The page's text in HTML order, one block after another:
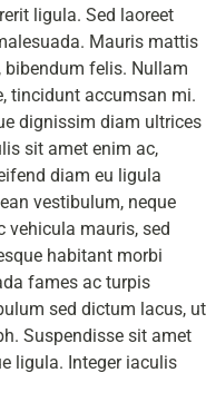
ligula. Sed laoreet
Mauris mattis
bibendum felis. Nullam
tincidunt accumsan mi.
dignissim diam ultrices
sit amet enim ac,
diam eu ligula
vestibulum, neque
vehicula mauris, sed
habitant morbi
fames ac turpis
sed dictum lacus, ut
Suspendisse sit amet
ligula. Integer iaculis